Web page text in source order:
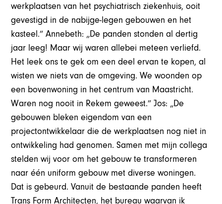
werkplaatsen van het psychiatrisch ziekenhuis, ooit
gevestigd in de nabijge-legen gebouwen en het
kasteel.” Annebeth: „De panden stonden al dertig
jaar leeg! Maar wij waren allebei meteen verliefd.
Het leek ons te gek om een deel ervan te kopen, al
wisten we niets van de omgeving. We woonden op
een bovenwoning in het centrum van Maastricht.
Waren nog nooit in Rekem geweest.” Jos: „De
gebouwen bleken eigendom van een
projectontwikkelaar die de werkplaatsen nog niet in
ontwikkeling had genomen. Samen met mijn collega
stelden wij voor om het gebouw te transformeren
naar één uniform gebouw met diverse woningen.
Dat is gebeurd. Vanuit de bestaande panden heeft
Trans Form Architecten, het bureau waarvan ik